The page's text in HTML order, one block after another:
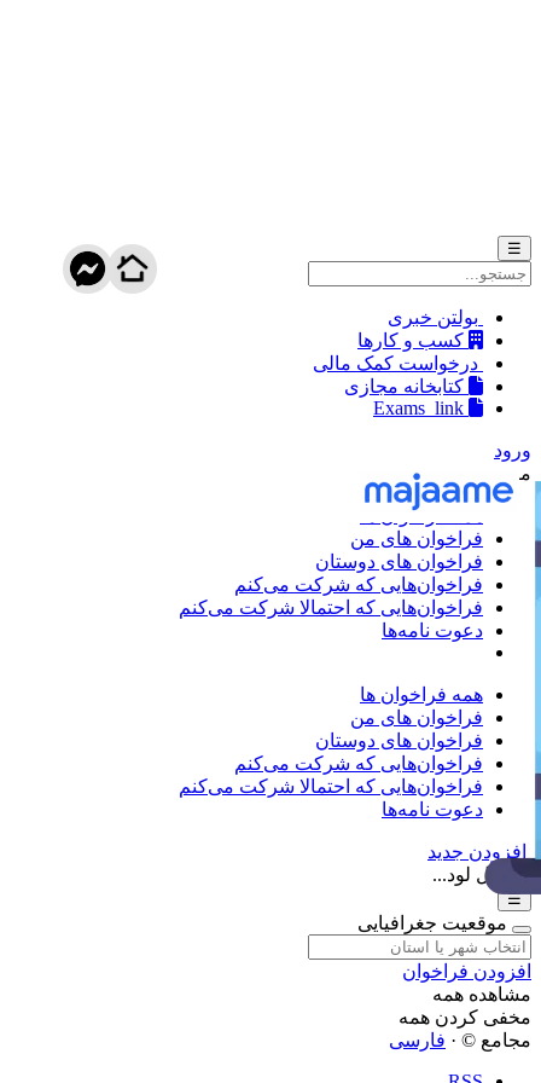
☰
بولتن خبری
کسب و کارها
درخواست کمک مالی
کتابخانه مجازی
Exams_link
ورود
منو
همه فراخوان ها
فراخوان های من
فراخوان های دوستان
فراخوان‌هایی که شرکت می‌کنم
فراخوان‌هایی که احتمالا شرکت می‌کنم
دعوت نامه‌ها
همه فراخوان ها
فراخوان های من
فراخوان های دوستان
فراخوان‌هایی که شرکت می‌کنم
فراخوان‌هایی که احتمالا شرکت می‌کنم
دعوت نامه‌ها
افزودن جدید
در حال لود...
☰
موقعیت جغرافیایی
افزودن فراخوان
مشاهده همه
مخفی کردن همه
مجامع © · فارسی